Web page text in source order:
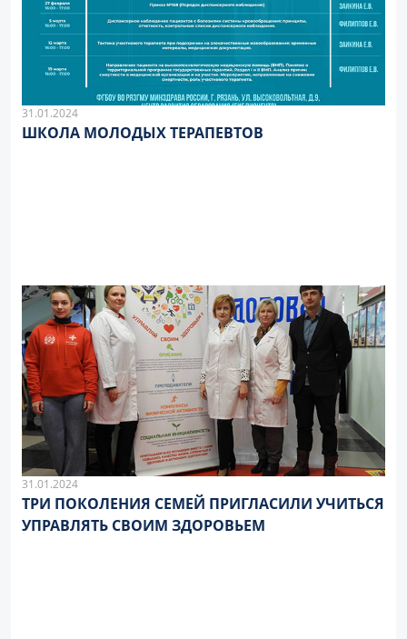
31.01.2024
ШКОЛА МОЛОДЫХ ТЕРАПЕВТОВ
31.01.2024
ТРИ ПОКОЛЕНИЯ СЕМЕЙ ПРИГЛАСИЛИ УЧИТЬСЯ
УПРАВЛЯТЬ СВОИМ ЗДОРОВЬЕМ